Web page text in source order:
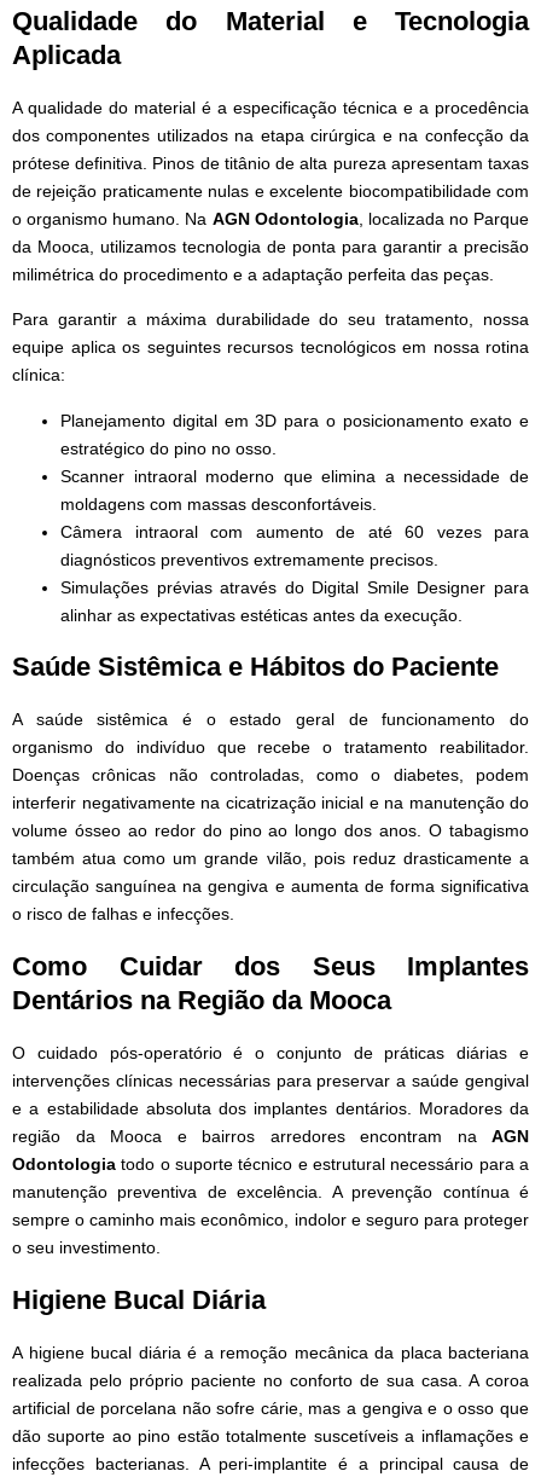
Qualidade do Material e Tecnologia
Aplicada
A qualidade do material é a especificação técnica e a procedência
dos componentes utilizados na etapa cirúrgica e na confecção da
prótese definitiva. Pinos de titânio de alta pureza apresentam taxas
de rejeição praticamente nulas e excelente biocompatibilidade com
o organismo humano. Na AGN Odontologia, localizada no Parque
da Mooca, utilizamos tecnologia de ponta para garantir a precisão
milimétrica do procedimento e a adaptação perfeita das peças.
Para garantir a máxima durabilidade do seu tratamento, nossa
equipe aplica os seguintes recursos tecnológicos em nossa rotina
clínica:
Planejamento digital em 3D para o posicionamento exato e
estratégico do pino no osso.
Scanner intraoral moderno que elimina a necessidade de
moldagens com massas desconfortáveis.
Câmera intraoral com aumento de até 60 vezes para
diagnósticos preventivos extremamente precisos.
Simulações prévias através do Digital Smile Designer para
alinhar as expectativas estéticas antes da execução.
Saúde Sistêmica e Hábitos do Paciente
A saúde sistêmica é o estado geral de funcionamento do
organismo do indivíduo que recebe o tratamento reabilitador.
Doenças crônicas não controladas, como o diabetes, podem
interferir negativamente na cicatrização inicial e na manutenção do
volume ósseo ao redor do pino ao longo dos anos. O tabagismo
também atua como um grande vilão, pois reduz drasticamente a
circulação sanguínea na gengiva e aumenta de forma significativa
o risco de falhas e infecções.
Como Cuidar dos Seus Implantes
Dentários na Região da Mooca
O cuidado pós-operatório é o conjunto de práticas diárias e
intervenções clínicas necessárias para preservar a saúde gengival
e a estabilidade absoluta dos implantes dentários. Moradores da
região da Mooca e bairros arredores encontram na AGN
Odontologia todo o suporte técnico e estrutural necessário para a
manutenção preventiva de excelência. A prevenção contínua é
sempre o caminho mais econômico, indolor e seguro para proteger
o seu investimento.
Higiene Bucal Diária
A higiene bucal diária é a remoção mecânica da placa bacteriana
realizada pelo próprio paciente no conforto de sua casa. A coroa
artificial de porcelana não sofre cárie, mas a gengiva e o osso que
dão suporte ao pino estão totalmente suscetíveis a inflamações e
infecções bacterianas. A peri-implantite é a principal causa de